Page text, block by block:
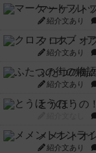
マーケット
紹介文あり
クロス・オ
紹介文あり
ふたつの街
紹介文あり
とうほうの！
メメントオ
紹介文あり